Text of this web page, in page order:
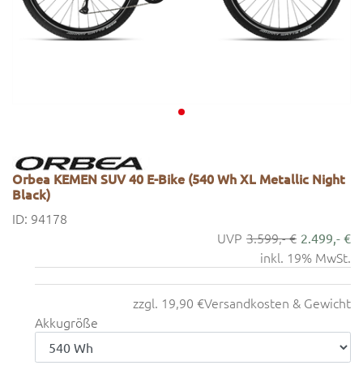
Orbea KEMEN SUV 40 E-Bike (540 Wh XL Metallic Night
Black)
ID: 94178
3.599,- € 2.499,- €
inkl. 19% MwSt.
zzgl. 19,90 €Versandkosten & Gewicht
Akkugröße